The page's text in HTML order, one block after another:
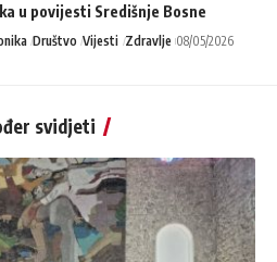
u povijesti Središnje Bosne
Društvo Vijesti Zdravlje 08/05/2026
svidjeti